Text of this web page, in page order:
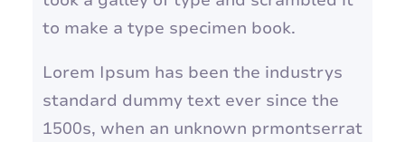
to make a type specimen book.
Lorem Ipsum has been the industrys
standard dummy text ever since the
1500s, when an unknown prmontserrat